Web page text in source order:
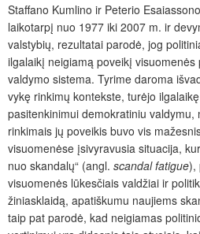
Staffano Kumlino ir Peterio
laikotarpį nuo 1977 iki 2007 m. ir
valstybių, rezultatai parodė, jog
ilgalaikį neigiamą poveikį
valdymo sistema. Tyrime daroma
vykę rinkimų kontekste, turėjo
pasitenkinimui demokratiniu valdymu,
rinkimais jų poveikis buvo vis
visuomenėse įsivyravusia situacija,
nuo skandalų“ (angl. scandal fatigue),
visuomenės lūkesčiais valdžiai ir
žiniasklaidą, apatiškumu naujiems
taip pat parodė, kad neigiamas